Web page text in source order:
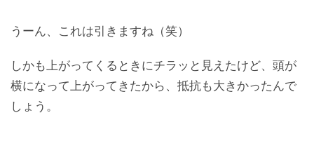
うーん、これは引きますね（笑）
しかも上がってくるときにチラッと見えたけど、頭が
横になって上がってきたから、抵抗も大きかったんで
しょう。